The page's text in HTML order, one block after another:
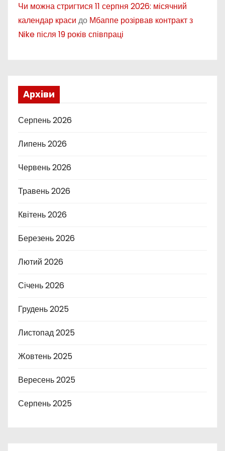
Чи можна стригтися 11 серпня 2026: місячний
календар краси до Мбаппе розірвав контракт з
Nike після 19 років співпраці
Архіви
Серпень 2026
Липень 2026
Червень 2026
Травень 2026
Квітень 2026
Березень 2026
Лютий 2026
Січень 2026
Грудень 2025
Листопад 2025
Жовтень 2025
Вересень 2025
Серпень 2025